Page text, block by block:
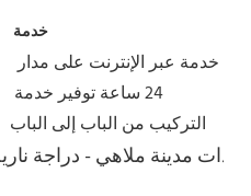
خدمة
خدمة عبر الإنترنت على مدار
24 ساعة
التركيب من الباب إلى الباب